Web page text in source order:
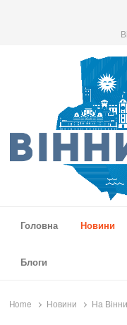
Головна
Новини
Блоги
Home Новини На